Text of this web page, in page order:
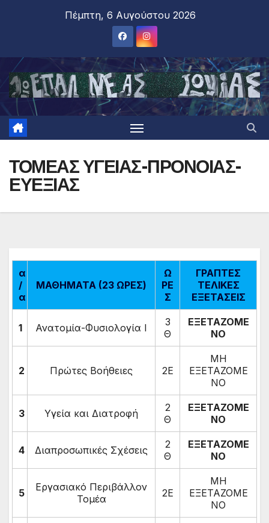
Πέμπτη, 6 Αυγούστου 2026
ΤΟΜΕΑΣ ΥΓΕΙΑΣ-ΠΡΟΝΟΙΑΣ-
ΕΥΕΞΙΑΣ
α
/
α
ΜΑΘΗΜΑΤΑ (23 ΩΡΕΣ)
Ω
ΡΕ
Σ
ΓΡΑΠΤΕΣ
ΤΕΛΙΚΕΣ
ΕΞΕΤΑΣΕΙΣ
1 Ανατομία-Φυσιολογία Ι
3
Θ
ΕΞΕΤΑΖΟΜΕ
ΝΟ
2 Πρώτες Βοήθειες 2Ε
ΜΗ
ΕΞΕΤΑΖΟΜΕ
ΝΟ
3 Υγεία και Διατροφή
2
Θ
ΕΞΕΤΑΖΟΜΕ
ΝΟ
4 Διαπροσωπικές Σχέσεις
2
Θ
ΕΞΕΤΑΖΟΜΕ
ΝΟ
5
Εργασιακό Περιβάλλον
Τομέα
2Ε
ΜΗ
ΕΞΕΤΑΖΟΜΕ
ΝΟ